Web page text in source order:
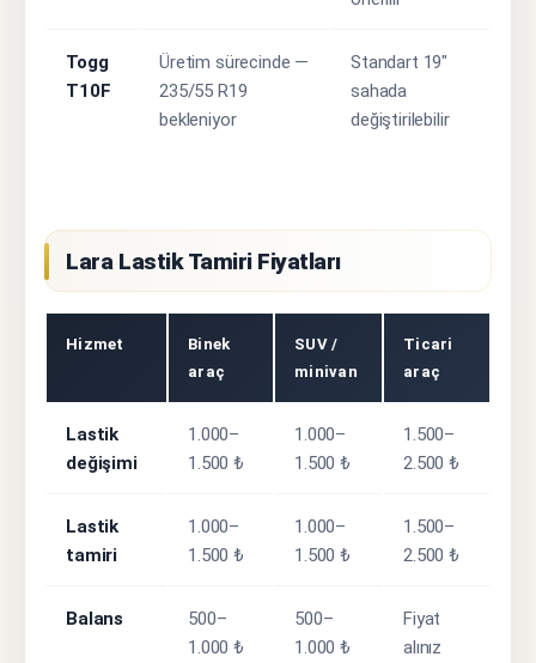
Togg
T10F
Üretim sürecinde —
235/55 R19
bekleniyor
Standart 19"
sahada
değiştirilebilir
Lara Lastik Tamiri Fiyatları
Hizmet
Binek
araç
SUV /
minivan
Ticari
araç
Lastik
değişimi
1.000–
1.500 ₺
1.000–
1.500 ₺
1.500–
2.500 ₺
Lastik
tamiri
1.000–
1.500 ₺
1.000–
1.500 ₺
1.500–
2.500 ₺
Balans
500–
1.000 ₺
500–
1.000 ₺
Fiyat
alınız